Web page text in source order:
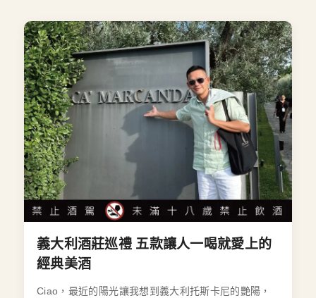
義大利酒莊巡禮 五款讓人一喝就愛上的
經典美酒
Ciao，最近的陽光讓我想到義大利托斯卡尼的艷陽，